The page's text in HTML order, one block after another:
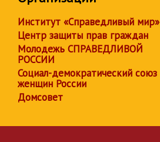
Институт «Справедливый мир»
Центр защиты прав граждан
Молодежь СПРАВЕДЛИВОЙ
РОССИИ
Социал-демократический союз
женщин России
Домсовет